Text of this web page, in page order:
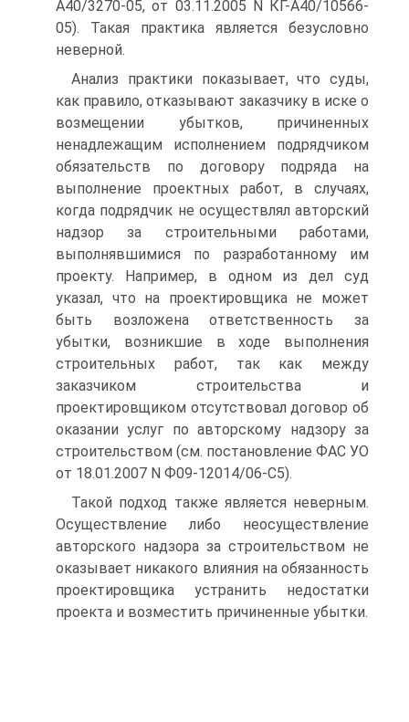
А40/3270-05, от 03.11.2005 N КГ-А40/10566-
05). Такая практика является безусловно
неверной.
Анализ практики показывает, что суды,
как правило, отказывают заказчику в иске о
возмещении убытков, причиненных
ненадлежащим исполнением подрядчиком
обязательств по договору подряда на
выполнение проектных работ, в случаях,
когда подрядчик не осуществлял авторский
надзор за строительными работами,
выполнявшимися по разработанному им
проекту. Например, в одном из дел суд
указал, что на проектировщика не может
быть возложена ответственность за
убытки, возникшие в ходе выполнения
строительных работ, так как между
заказчиком строительства и
проектировщиком отсутствовал договор об
оказании услуг по авторскому надзору за
строительством (см. постановление ФАС УО
от 18.01.2007 N Ф09-12014/06-С5).
Такой подход также является неверным.
Осуществление либо неосуществление
авторского надзора за строительством не
оказывает никакого влияния на обязанность
проектировщика устранить недостатки
проекта и возместить причиненные убытки.